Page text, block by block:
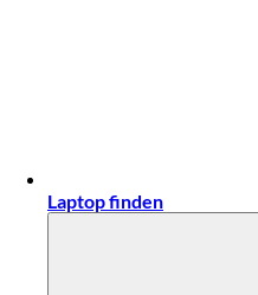
Laptop finden